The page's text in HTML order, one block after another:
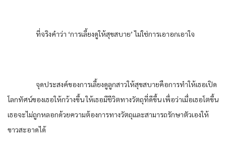
ที่จริงคำว่า ‘การเลี้ยงดูให้สุขสบาย’ ไม่ใช่การเอาอกเอาใจ
จุดประสงค์ของการเลี้ยงดูลูกสาวให้สุขสบายคือการทำให้เธอเปิด
โลกทัศน์ของเธอให้กว้างขึ้น ให้เธอมีชีวิตทางวัตถุที่ดีขึ้น เพื่อว่าเมื่อเธอโตขึ้น
เธอจะไม่ถูกหลอกด้วยความต้องการทางวัตถุและสามารถรักษาตัวเองให้
ขาวสะอาดได้